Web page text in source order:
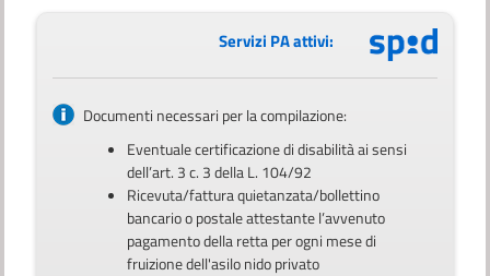
Servizi PA attivi:
Documenti necessari per la compilazione:
Eventuale certificazione di disabilità ai sensi
dell’art. 3 c. 3 della L. 104/92
Ricevuta/fattura quietanzata/bollettino
bancario o postale attestante l’avvenuto
pagamento della retta per ogni mese di
fruizione dell'asilo nido privato